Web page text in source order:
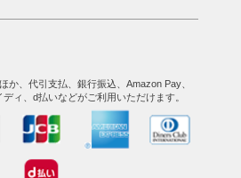
か、代引支払、銀行振込、Amazon Pay、
ィ、d払いなどがご利用いただけます。